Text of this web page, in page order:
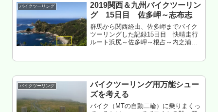
バイクツーリング
2019関西＆九州バイクツーリン
グ 15日目 佐多岬～志布志
群馬から関西経由、佐多岬までバイク
ツーリングした記録15日目 快晴走行
ルート浜尻～佐多岬～根占～内之浦～
バイクツーリング
バイクツーリング用万能シュー
ズを考える
バイク（MTの自動二輪）に乗りまくっ